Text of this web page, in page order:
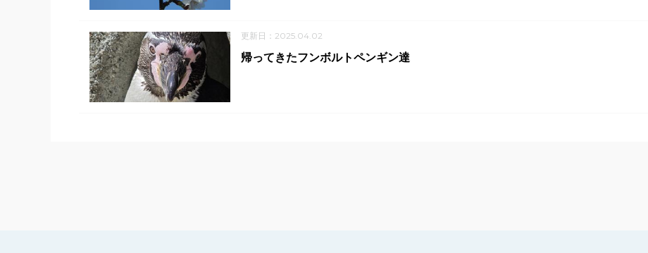
更新日：2025.04.02
帰ってきたフンボルトペンギン達